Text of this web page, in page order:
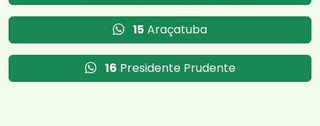
15 Araçatuba
16 Presidente Prudente